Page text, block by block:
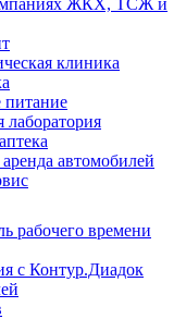
ЖКХ, ТСЖ и
клиника
автомобилей
рабочего времени
с Контур.Диадок